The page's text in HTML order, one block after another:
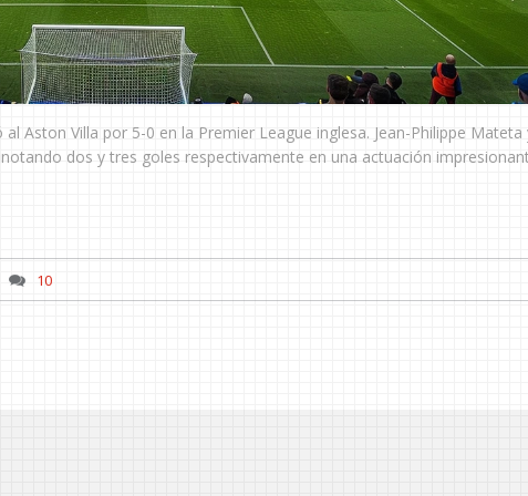
Aston Villa por 5-0 en la Premier League inglesa. Jean-Philippe Mateta
dos y tres goles respectivamente en una actuación
10